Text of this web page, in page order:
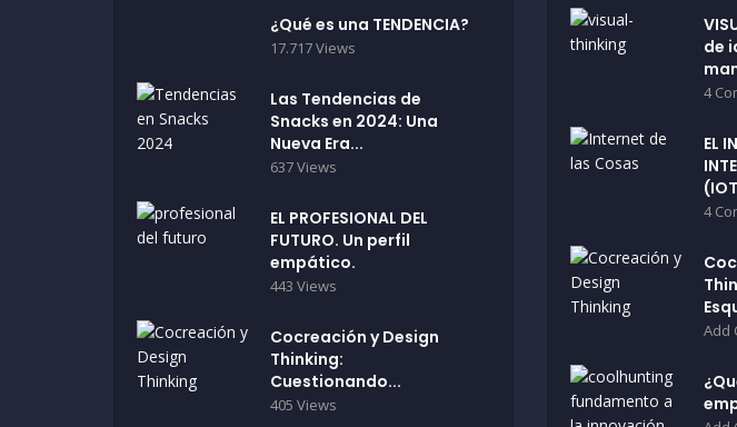
¿Qué es una TENDENCIA?
17.717 Views
Las Tendencias de
Snacks en 2024: Una
Nueva Era...
637 Views
EL PROFESIONAL DEL
FUTURO. Un perfil
empático.
443 Views
Cocreación y Design
Thinking:
Cuestionando...
405 Views
de
4
EL
4
Add